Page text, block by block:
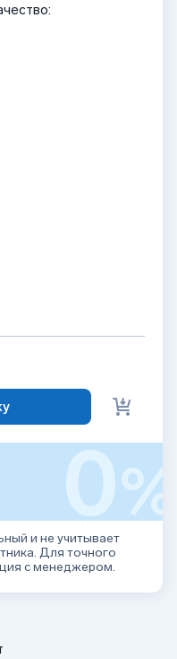
0%
и не учитывает
Для точного
с менеджером.